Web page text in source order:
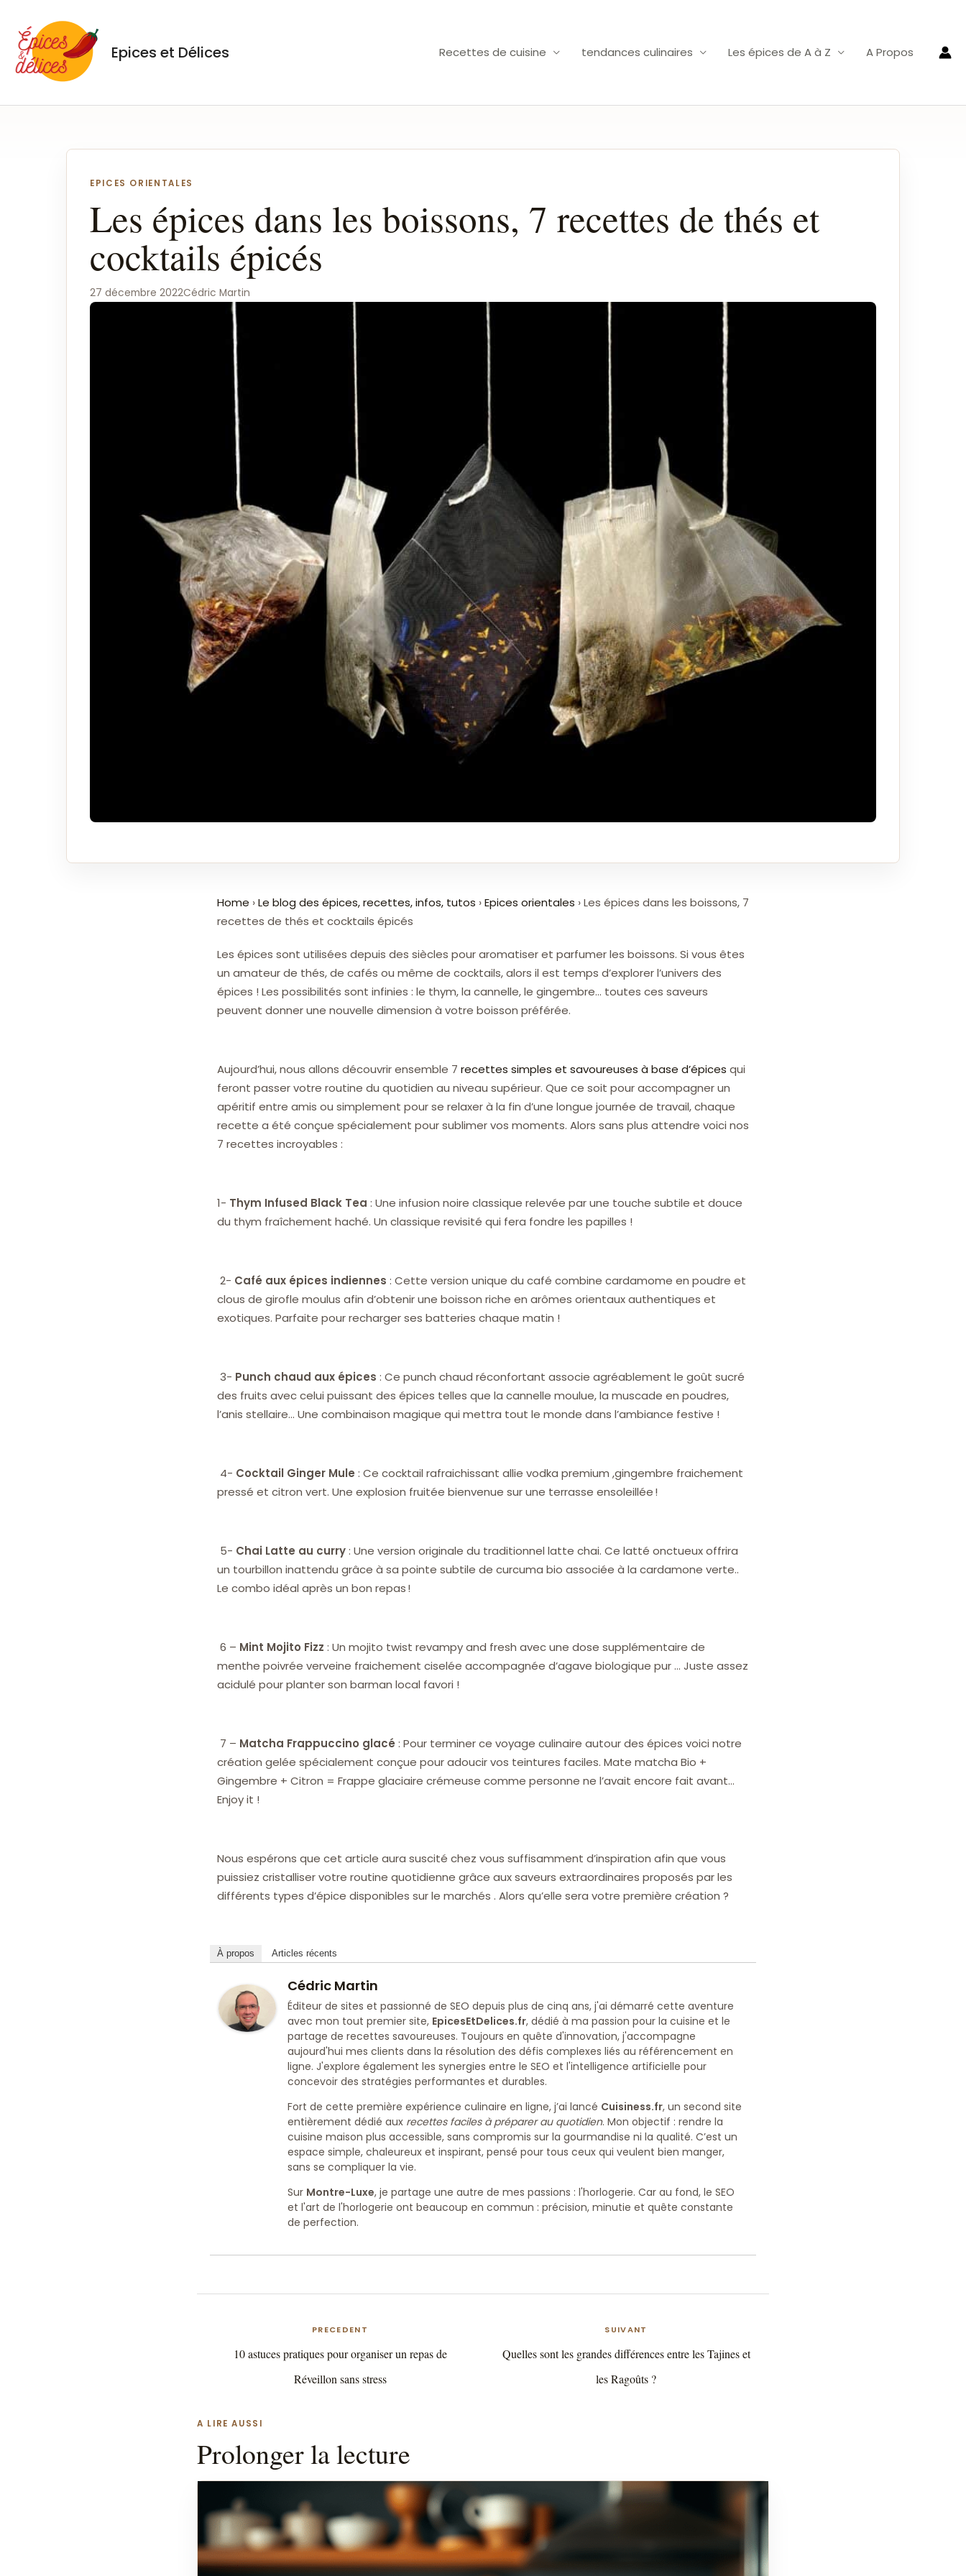
contenu
Epices et Délices Recettes de cuisine tendances culinaires Les épices de A à Z A Propos
EPICES ORIENTALES
Les épices dans les boissons, 7 recettes de thés et
cocktails épicés
27 décembre 2022Cédric Martin
Home ›Le blog des épices, recettes, infos, tutos ›Epices orientales ›Les épices dans les boissons, 7
recettes de thés et cocktails épicés
Les épices sont utilisées depuis des siècles pour aromatiser et parfumer les boissons. Si vous êtes
un amateur de thés, de cafés ou même de cocktails, alors il est temps d’explorer l’univers des
épices ! Les possibilités sont infinies : le thym, la cannelle, le gingembre… toutes ces saveurs
peuvent donner une nouvelle dimension à votre boisson préférée.
Aujourd’hui, nous allons découvrir ensemble 7 recettes simples et savoureuses à base d’épices qui
feront passer votre routine du quotidien au niveau supérieur. Que ce soit pour accompagner un
apéritif entre amis ou simplement pour se relaxer à la fin d’une longue journée de travail, chaque
recette a été conçue spécialement pour sublimer vos moments. Alors sans plus attendre voici nos
7 recettes incroyables :
1- Thym Infused Black Tea : Une infusion noire classique relevée par une touche subtile et douce
du thym fraîchement haché. Un classique revisité qui fera fondre les papilles !
2- Café aux épices indiennes : Cette version unique du café combine cardamome en poudre et
clous de girofle moulus afin d’obtenir une boisson riche en arômes orientaux authentiques et
exotiques. Parfaite pour recharger ses batteries chaque matin !
3- Punch chaud aux épices : Ce punch chaud réconfortant associe agréablement le goût sucré
des fruits avec celui puissant des épices telles que la cannelle moulue, la muscade en poudres,
l’anis stellaire… Une combinaison magique qui mettra tout le monde dans l’ambiance festive !
4- Cocktail Ginger Mule : Ce cocktail rafraichissant allie vodka premium ,gingembre fraichement
pressé et citron vert. Une explosion fruitée bienvenue sur une terrasse ensoleillée !
5- Chai Latte au curry: Une version originale du traditionnel latte chai. Ce latté onctueux offrira
un tourbillon inattendu grâce à sa pointe subtile de curcuma bio associée à la cardamone verte..
Le combo idéal après un bon repas !
6 – Mint Mojito Fizz : Un mojito twist revampy and fresh avec une dose supplémentaire de
menthe poivrée verveine fraichement ciselée accompagnée d’agave biologique pur … Juste assez
acidulé pour planter son barman local favori !
7 – Matcha Frappuccino glacé : Pour terminer ce voyage culinaire autour des épices voici notre
création gelée spécialement conçue pour adoucir vos teintures faciles. Mate matcha Bio +
Gingembre + Citron = Frappe glaciaire crémeuse comme personne ne l’avait encore fait avant…
Enjoy it !
Nous espérons que cet article aura suscité chez vous suffisamment d’inspiration afin que vous
puissiez cristalliser votre routine quotidienne grâce aux saveurs extraordinaires proposés par les
différents types d’épice disponibles sur le marchés . Alors qu’elle sera votre première création ?
À propos Articles récents
Cédric Martin
Éditeur de sites et passionné de SEO depuis plus de cinq ans, j'ai démarré cette aventure
avec mon tout premier site, EpicesEtDelices.fr, dédié à ma passion pour la cuisine et le
partage de recettes savoureuses. Toujours en quête d'innovation, j'accompagne
aujourd'hui mes clients dans la résolution des défis complexes liés au référencement en
ligne. J'explore également les synergies entre le SEO et l'intelligence artificielle pour
concevoir des stratégies performantes et durables.
Fort de cette première expérience culinaire en ligne, j’ai lancé Cuisiness.fr, un second site
entièrement dédié aux recettes faciles à préparer au quotidien. Mon objectif : rendre la
cuisine maison plus accessible, sans compromis sur la gourmandise ni la qualité. C’est un
espace simple, chaleureux et inspirant, pensé pour tous ceux qui veulent bien manger,
sans se compliquer la vie.
Sur Montre-Luxe, je partage une autre de mes passions : l'horlogerie. Car au fond, le SEO
et l'art de l'horlogerie ont beaucoup en commun : précision, minutie et quête constante
de perfection.
PRECEDENT
10 astuces pratiques pour organiser un repas de
Réveillon sans stress
SUIVANT
Quelles sont les grandes différences entre les Tajines et
les Ragoûts ?
A LIRE AUSSI
Prolonger la lecture